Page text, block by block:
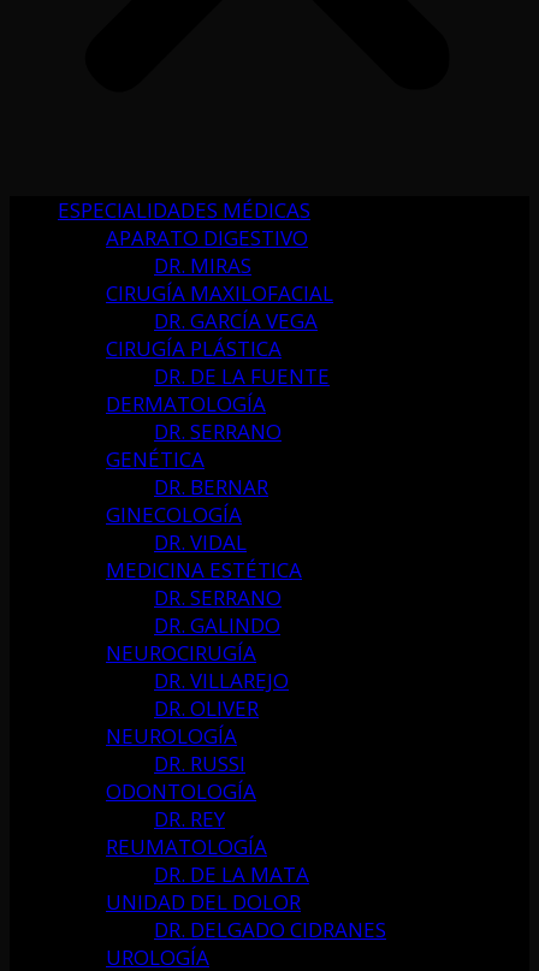
ESPECIALIDADES MÉDICAS
APARATO DIGESTIVO
DR. MIRAS
CIRUGÍA MAXILOFACIAL
DR. GARCÍA VEGA
CIRUGÍA PLÁSTICA
DR. DE LA FUENTE
DERMATOLOGÍA
DR. SERRANO
GENÉTICA
DR. BERNAR
GINECOLOGÍA
DR. VIDAL
MEDICINA ESTÉTICA
DR. SERRANO
DR. GALINDO
NEUROCIRUGÍA
DR. VILLAREJO
DR. OLIVER
NEUROLOGÍA
DR. RUSSI
ODONTOLOGÍA
DR. REY
REUMATOLOGÍA
DR. DE LA MATA
UNIDAD DEL DOLOR
DR. DELGADO CIDRANES
UROLOGÍA